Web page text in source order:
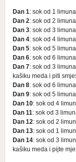
Dan 1: sok od 1
Dan 2: sok od 2
Dan 3: sok od 3
Dan 4: sok od 4
Dan 5: sok od 5
Dan 6: sok od 6
Dan 7: sok od 3
kašiku meda i piti
Dan 8: sok od 6
Dan 9: sok od 5
Dan 10: sok od 4
Dan 11: sok od 3
Dan 12: sok od 2
Dan 13: sok od 1
Dan 14: sok od 3
kašiku meda i pijte